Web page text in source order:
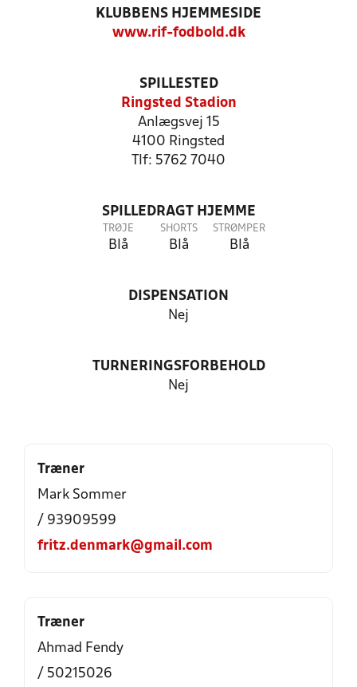
KLUBBENS HJEMMESIDE
www.rif-fodbold.dk
SPILLESTED
Ringsted Stadion
Anlægsvej 15
4100 Ringsted
Tlf: 5762 7040
SPILLEDRAGT HJEMME
TRØJE
Blå
SHORTS
Blå
STRØMPER
Blå
DISPENSATION
Nej
TURNERINGSFORBEHOLD
Nej
Træner
Mark Sommer
/ 93909599
fritz.denmark@gmail.com
Træner
Ahmad Fendy
/ 50215026